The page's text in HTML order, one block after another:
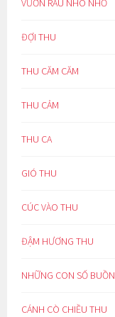
VƯỜN RAU NHO NHỎ
ĐỢI THU
THU CĂM CĂM
THU CẢM
THU CA
GIÓ THU
CÚC VÀO THU
ĐẬM HƯƠNG THU
NHỮNG CON SỐ BUỒN
CÁNH CÒ CHIỀU THU